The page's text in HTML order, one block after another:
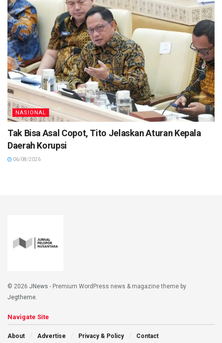
NASIONAL
Tak Bisa Asal Copot, Tito Jelaskan Aturan Kepala
Daerah Korupsi
06/08/2026
© 2026 JNews - Premium WordPress news & magazine theme by
Jegtheme.
Navigate Site
About Advertise Privacy & Policy Contact